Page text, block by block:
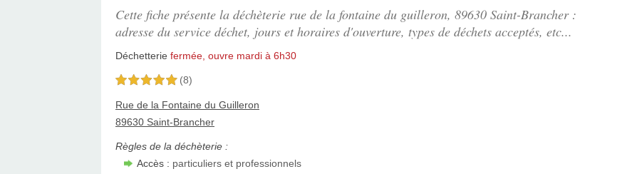
Cette fiche présente la déchèterie rue de la fontaine du guilleron, 89630 Saint-Brancher :
adresse du service déchet, jours et horaires d'ouverture, types de déchets acceptés, etc...
Déchetterie fermée, ouvre mardi à 6h30
5,0 étoiles sur 5 (8)
Rue de la Fontaine du Guilleron
89630 Saint-Brancher
Règles de la déchèterie :
Accès : particuliers et professionnels